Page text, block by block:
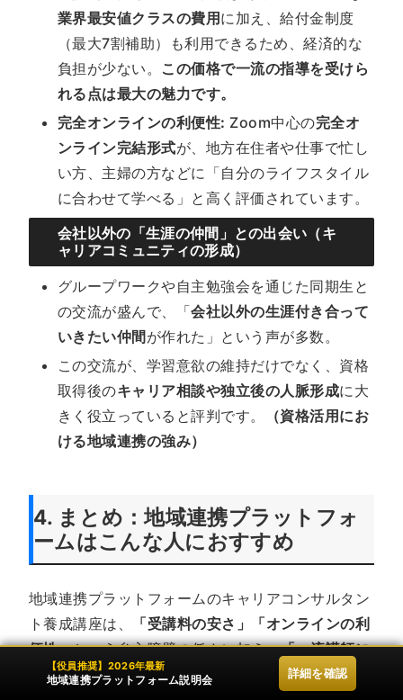
業界最安値クラスの費用 に加え、給付金制度
（最大7割補助）も利用できるため、経済的な
負担が少ない。 この価格で一流の指導を受けら
れる点は最大の魅力です。
完全オンラインの利便性: Zoom中心の完全オ
ンライン完結形式が、地方在住者や仕事で忙し
い方、主婦の方などに「自分のライフスタイル
に合わせて学べる」と高く評価されています。
会社以外の「生涯の仲間」との出会い（キ
ャリアコミュニティの形成）
グループワークや自主勉強会を通じた同期生と
の交流が盛んで、「会社以外の生涯付き合って
いきたい仲間 が作れた」という声が多数。
この交流が、学習意欲の維持だけでなく、資格
取得後のキャリア相談や独立後の人脈形成に大
きく役立っていると評判です。
（資格活用にお
ける地域連携の強み）
4. まとめ：地域連携プラットフォ
ームはこんな人におすすめ
地域連携プラットフォームのキャリアコンサルタン
ト養成講座は、
「受講料の安さ」「オンラインの利
便性」という参入障壁の低さに加え、「一流講師に
よる実践的な指導」という質の高さを兼ね備えた、
【役員推奨】2026年最新
地域連携プラットフォーム説明会 詳細を確認